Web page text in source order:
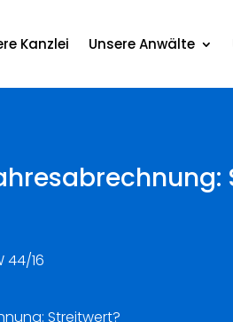
Kanzlei Unsere Anwälte
44/16
Streitwert?